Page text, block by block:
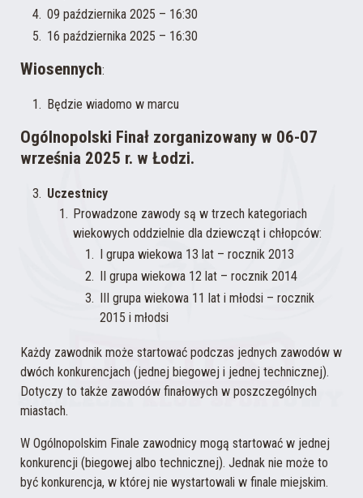
09 października 2025 – 16:30
16 października 2025 – 16:30
Wiosennych:
Będzie wiadomo w marcu
Ogólnopolski Finał zorganizowany w 06-07
września 2025 r. w Łodzi.
Uczestnicy
Prowadzone zawody są w trzech kategoriach
wiekowych oddzielnie dla dziewcząt i chłopców:
I grupa wiekowa 13 lat – rocznik 2013
II grupa wiekowa 12 lat – rocznik 2014
III grupa wiekowa 11 lat i młodsi – rocznik
2015 i młodsi
Każdy zawodnik może startować podczas jednych zawodów w
dwóch konkurencjach (jednej biegowej i jednej technicznej).
Dotyczy to także zawodów finałowych w poszczególnych
miastach.
W Ogólnopolskim Finale zawodnicy mogą startować w jednej
konkurencji (biegowej albo technicznej). Jednak nie może to
być konkurencja, w której nie wystartowali w finale miejskim.